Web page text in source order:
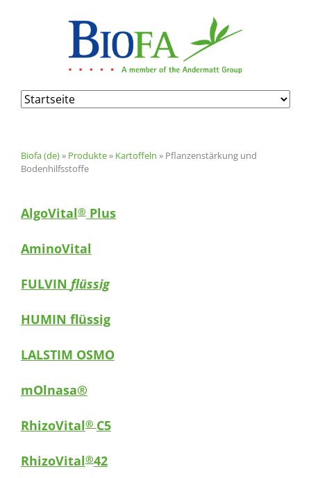
Navigation
überspringen
Biofa (de)» Produkte» Kartoffeln » Pflanzenstärkung und
Bodenhilfsstoffe
AlgoVital®Plus
AminoVital
FULVIN flüssig
HUMIN flüssig
LALSTIM OSMO
mOlnasa®
RhizoVital® C5
RhizoVital®42